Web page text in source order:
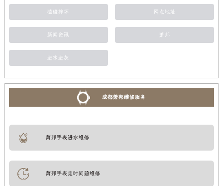
磕碰摔坏 网点地址
新闻资讯 萧邦
进水进灰
成都萧邦维修服务
萧邦手表进水维修
萧邦手表走时问题维修